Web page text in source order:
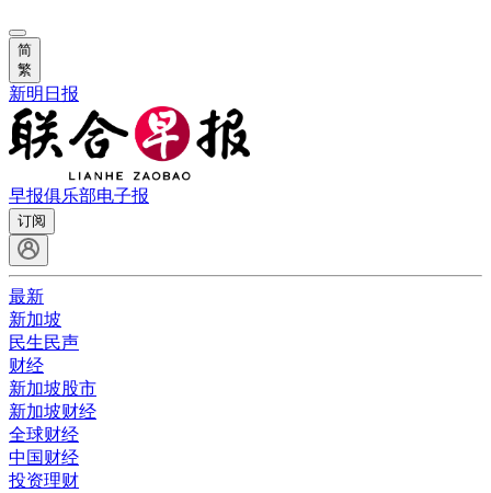
简
繁
新明日报
早报俱乐部电子报
订阅
最新
新加坡
民生民声
财经
新加坡股市
新加坡财经
全球财经
中国财经
投资理财